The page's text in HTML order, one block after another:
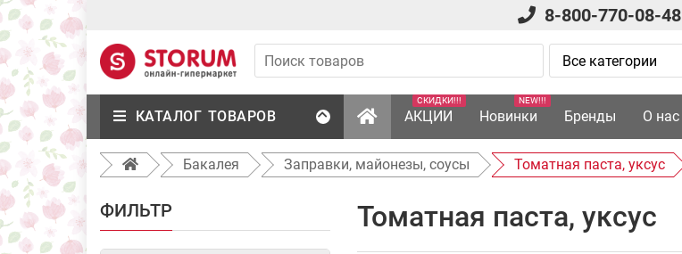
8-800-770-08-48
КАТАЛОГ ТОВАРОВ АКЦИИ
СКИДКИ!!!
Новинки
NEW!!!
Бренды О нас
Бакалея Заправки, майонезы, соусы Томатная паста, уксус
ФИЛЬТР Томатная паста, уксус